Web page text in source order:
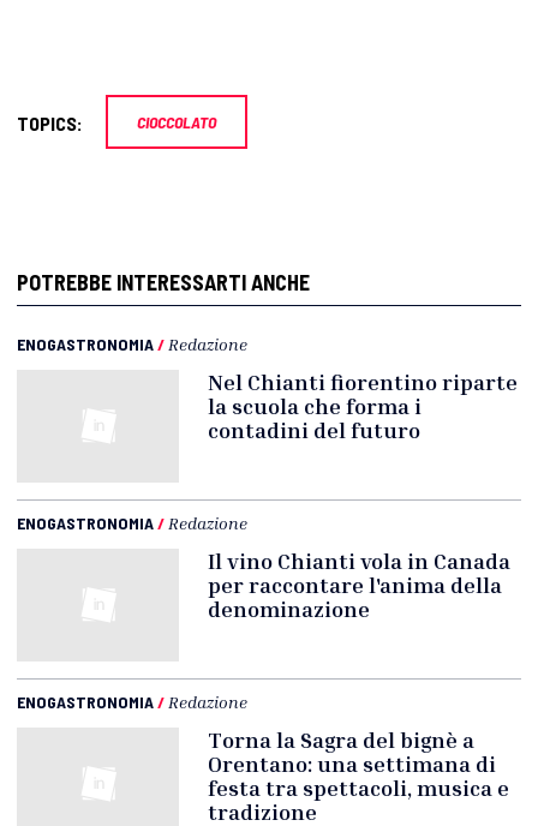
TOPICS: CIOCCOLATO
POTREBBE INTERESSARTI ANCHE
ENOGASTRONOMIA/ Redazione
Nel Chianti fiorentino riparte
la scuola che forma i
contadini del futuro
ENOGASTRONOMIA/ Redazione
Il vino Chianti vola in Canada
per raccontare l'anima della
denominazione
ENOGASTRONOMIA/ Redazione
Torna la Sagra del bignè a
Orentano: una settimana di
festa tra spettacoli, musica e
tradizione